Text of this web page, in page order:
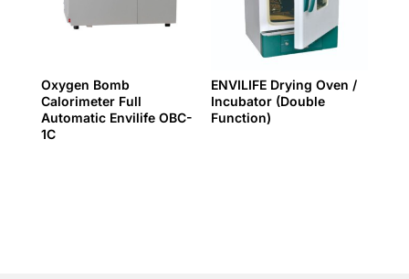
Oxygen Bomb
Calorimeter Full
Automatic Envilife OBC-
1C
ENVILIFE Drying Oven /
Incubator (Double
Function)